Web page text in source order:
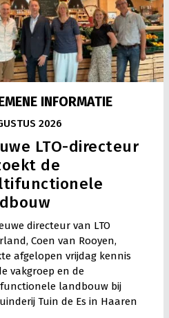
INFORMATIE
2026
LTO-directeur
de
directeur van LTO
Coen van Rooyen,
afgelopen vrijdag kennis
vakgroep en de
landbouw bij
Tuin de Es in Haaren